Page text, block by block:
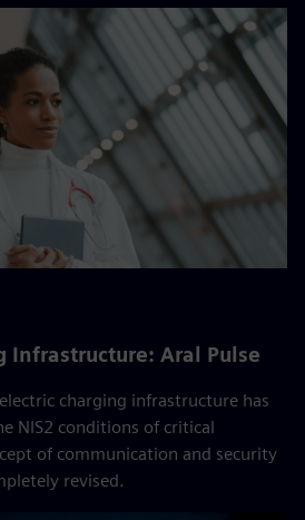
Infrastructure: Aral Pulse
charging infrastructure has
NIS2 conditions of critical
of communication and security
revised.